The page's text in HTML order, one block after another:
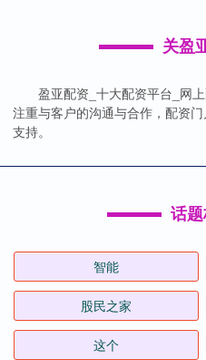
关盈
盈亚配资_十大配资平台_网
注重与客户的沟通与合作，配资
支持。
话
智能
股民之家
这个